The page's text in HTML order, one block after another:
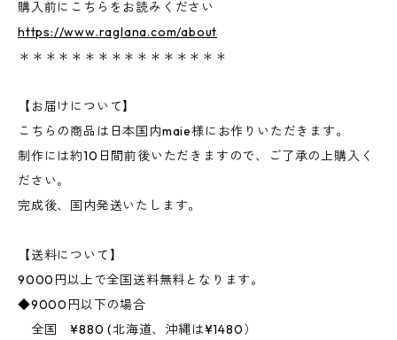
購入前にこちらをお読みください
https://www.raglana.com/about
＊＊＊＊＊＊＊＊＊＊＊＊＊＊＊＊
【お届けについて】
こちらの商品は日本国内maie様にお作りいただきます。
制作には約10日間前後いただきますので、ご了承の上購入く
ださい。
完成後、国内発送いたします。
【送料について】
9000円以上で全国送料無料となります。
◆9000円以下の場合
全国 ¥880 (北海道、沖縄は¥1480）